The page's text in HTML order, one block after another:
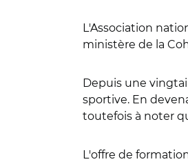
L'Association
ministère de la
Depuis une
sportive. En
toutefois à noter
L'offre de